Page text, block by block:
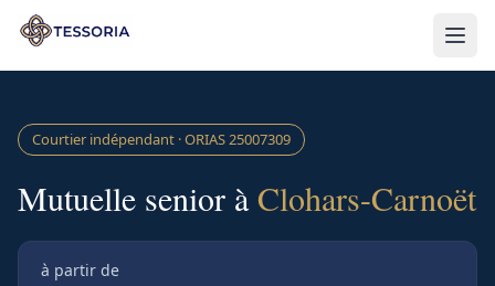
Aller au contenu principal
Courtier indépendant · ORIAS25007309
Mutuelle senior àClohars-Carnoët
à partir de